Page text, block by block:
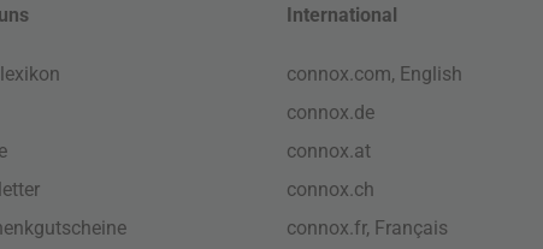
International
connox.com, English
connox.de
connox.at
connox.ch
connox.fr, Français